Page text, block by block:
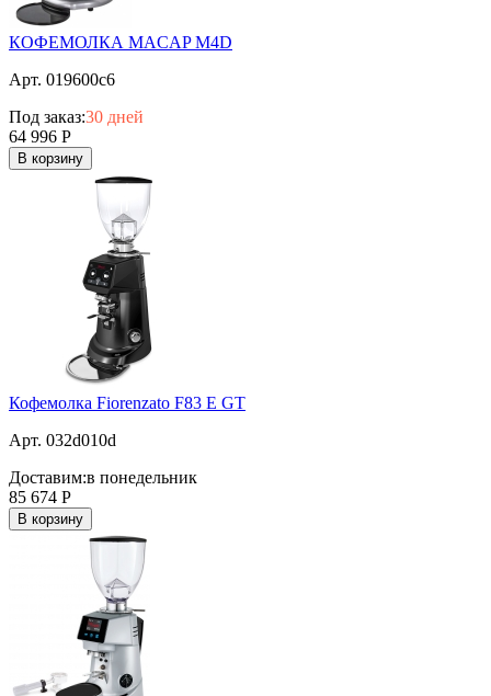
КОФЕМОЛКА MACAP M4D
Арт. 019600c6
Под заказ:30 дней
64 996 Р
В корзину
Кофемолка Fiorenzato F83 E GT
Арт. 032d010d
Доставим:в понедельник
85 674 Р
В корзину